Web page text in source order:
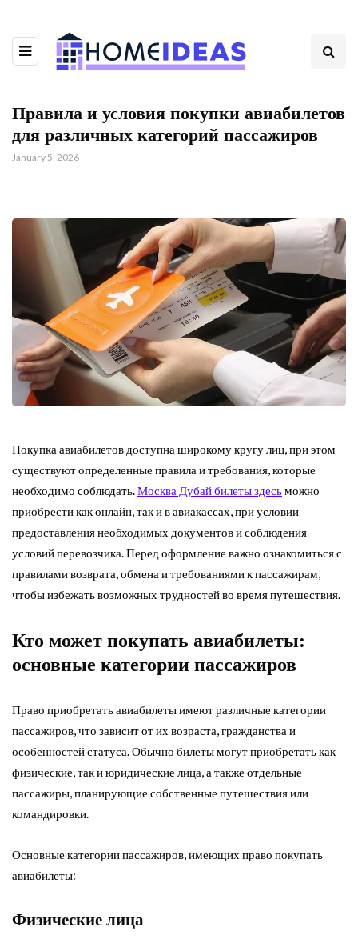
Правила и условия покупки авиабилетов
для различных категорий пассажиров
January 5, 2026
Покупка авиабилетов доступна широкому кругу лиц, при этом
существуют определенные правила и требования, которые
необходимо соблюдать.Москва Дубай билеты здесьможно
приобрести как онлайн, так и в авиакассах, при условии
предоставления необходимых документов и соблюдения
условий перевозчика. Перед оформление важно ознакомиться с
правилами возврата, обмена и требованиями к пассажирам,
чтобы избежать возможных трудностей во время путешествия.
Кто может покупать авиабилеты:
основные категории пассажиров
Право приобретать авиабилеты имеют различные категории
пассажиров, что зависит от их возраста, гражданства и
особенностей статуса. Обычно билеты могут приобретать как
физические, так и юридические лица, а также отдельные
пассажиры, планирующие собственные путешествия или
командировки.
Основные категории пассажиров, имеющих право покупать
авиабилеты:
Физические лица